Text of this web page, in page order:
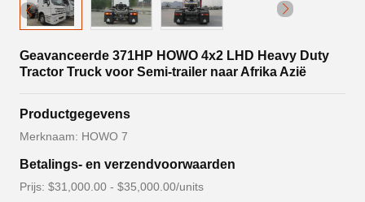
Geavanceerde 371HP HOWO 4x2 LHD Heavy Duty
Tractor Truck voor Semi-trailer naar Afrika Azië
Productgegevens
Merknaam: HOWO 7
Betalings- en verzendvoorwaarden
Prijs: $31,000.00 - $35,000.00/units